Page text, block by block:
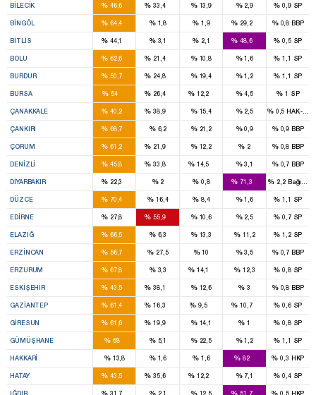
BILECIK %46,6 % 33,4 %13,9 %2,9 % 0,9 SP
BINGÖL %64,4 %1,8 % 1,9 % 29,2 %0,8BBP
BITLIS %44,1 %3,1 % 2,1 % 48,6 % 0,5 SP
BOLU %62,6 % 21,4 %10,8 %1,6 % 1,1 SP
BURDUR %50,7 % 24,8 %19,4 %1,2 % 1,1 SP
BURSA % 54 % 26,4 %12,2 %4,5 %1 SP
ÇANAKKALE %40,2 % 38,9 %15,4 %2,5 %0,5HAK-PAR
ÇANKIRI %68,7 %6,2 %21,2 %0,9 %0,9BBP
ÇORUM %61,2 % 21,9 %12,2 % 2 %0,8BBP
DENIZLI %45,8 % 33,8 %14,5 %3,1 %0,7BBP
DIYARBAKIR %22,3 %2 % 0,8 % 71,3 % 2,2
DÜZCE %70,4 % 16,4 % 8,4 %1,6 % 1,1 SP
EDIRNE %27,8 % 55,9 %10,6 %2,5 % 0,7 SP
ELAZIĞ %66,5 %6,3 %13,3 % 11,2 % 1,2 SP
ERZINCAN %56,7 % 27,5 %10 %3,5 %0,7BBP
ERZURUM %67,8 %3,3 %14,1 % 12,3 % 0,8 SP
ESKIŞEHIR %43,5 % 38,1 %12,6 % 3 %0,8BBP
GAZIANTEP %61,4 % 16,3 % 9,5 % 10,7 % 0,6 SP
GIRESUN %61,6 % 19,9 %14,1 % 1 % 0,8 SP
GÜMÜŞHANE %68 %5,1 %22,5 %1,2 % 1,1 SP
HAKKARI %13,8 %1,6 % 1,6 % 82 % 0,3 HKP
HATAY %43,5 % 35,6 %12,2 %7,1 % 0,4 SP
IĞDIR %31,7 %2,1 %12,5 % 51,7 % 0,5 HKP